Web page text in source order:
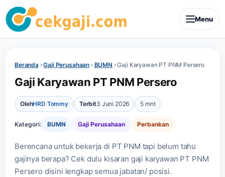
Menu
Beranda›Gaji Perusahaan › BUMN ›Gaji Karyawan PT PNM Persero
Gaji Karyawan PT PNM Persero
OlehHRD Tommy Terbit3 Juni 2026 5 mnt
Kategori: BUMN Gaji Perusahaan Perbankan
Berencana untuk bekerja di PT PNM tapi belum tahu
gajinya berapa? Cek dulu kisaran gaji karyawan PT PNM
Persero disini lengkap semua jabatan/ posisi.